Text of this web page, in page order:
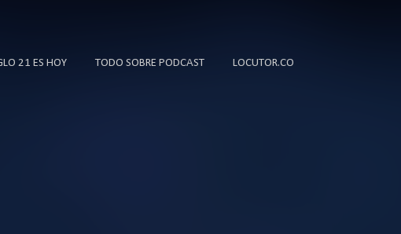
21 ES HOY TODO SOBRE PODCAST LOCUTOR.CO